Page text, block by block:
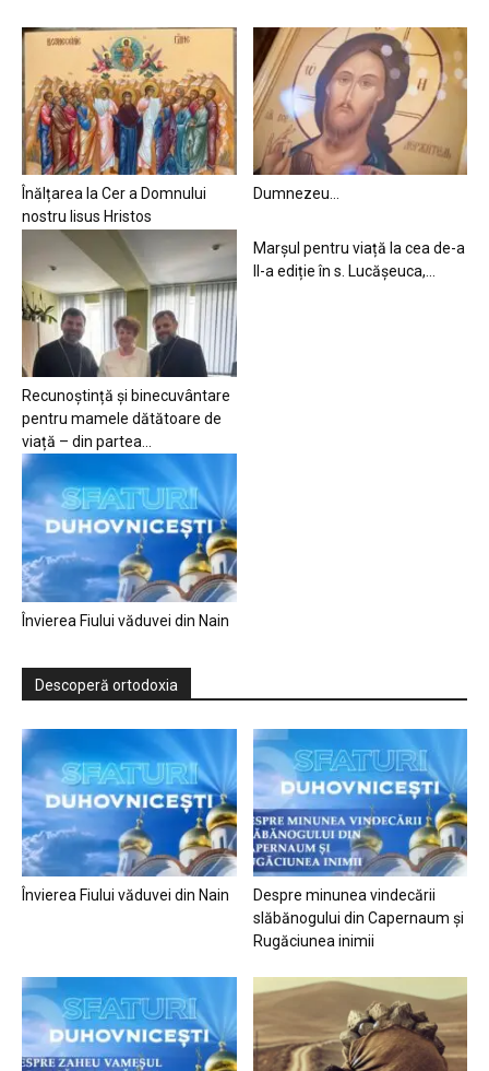
Înălțarea la Cer a Domnului
nostru Iisus Hristos
Dumnezeu…
Recunoștință și binecuvântare
pentru mamele dătătoare de
viață – din partea...
Marșul pentru viață la cea de-a
II-a ediție în s. Lucășeuca,...
Învierea Fiului văduvei din Nain
Descoperă ortodoxia
Învierea Fiului văduvei din Nain
Despre minunea vindecării
slăbănogului din Capernaum și
Rugăciunea inimii